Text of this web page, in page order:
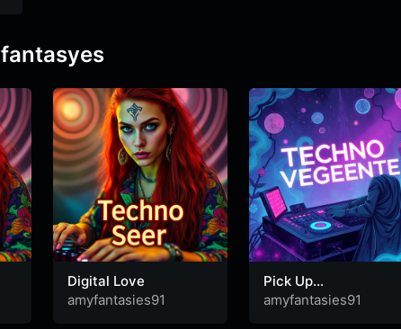
Digital Love
amyfantasies91
Pick Up
(SPOTISAVER)
amyfantasies91